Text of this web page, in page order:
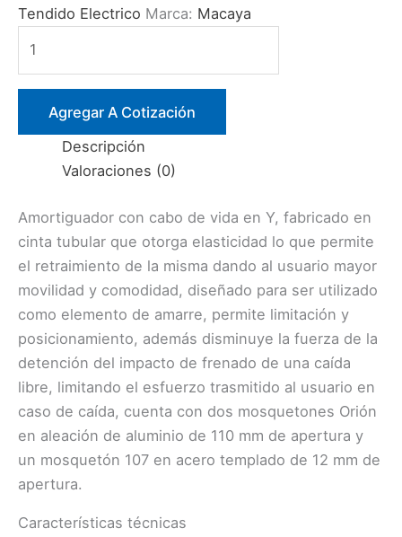
Tendido Electrico Marca: Macaya
Y
CINTA
TUBULAR
GANCHO
Agregar A Cotización
Descripción
Valoraciones (0)
Amortiguador con cabo de vida en Y, fabricado en
cinta tubular que otorga elasticidad lo que permite
el retraimiento de la misma dando al usuario mayor
movilidad y comodidad, diseñado para ser utilizado
como elemento de amarre, permite limitación y
posicionamiento, además disminuye la fuerza de la
detención del impacto de frenado de una caída
libre, limitando el esfuerzo trasmitido al usuario en
caso de caída, cuenta con dos mosquetones Orión
en aleación de aluminio de 110 mm de apertura y
un mosquetón 107 en acero templado de 12 mm de
apertura.
Características técnicas